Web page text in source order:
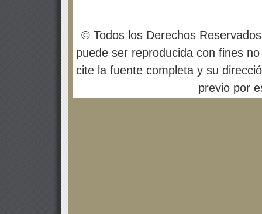
© Todos los Derechos
puede ser reproducida con fines
cite la fuente completa y su
previo por